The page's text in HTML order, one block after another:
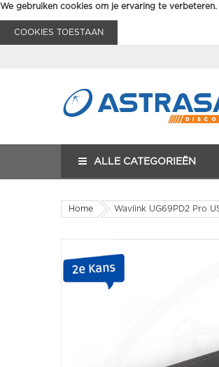
We gebruiken cookies om je ervaring te verbeteren.
COOKIES TOESTAAN
ALLE CATEGORIEËN
Home Wavlink UG69PD2 Pro